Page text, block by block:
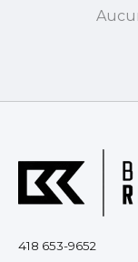
418 653-9652